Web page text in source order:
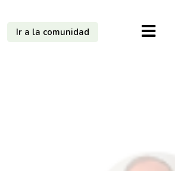
Ir a la comunidad